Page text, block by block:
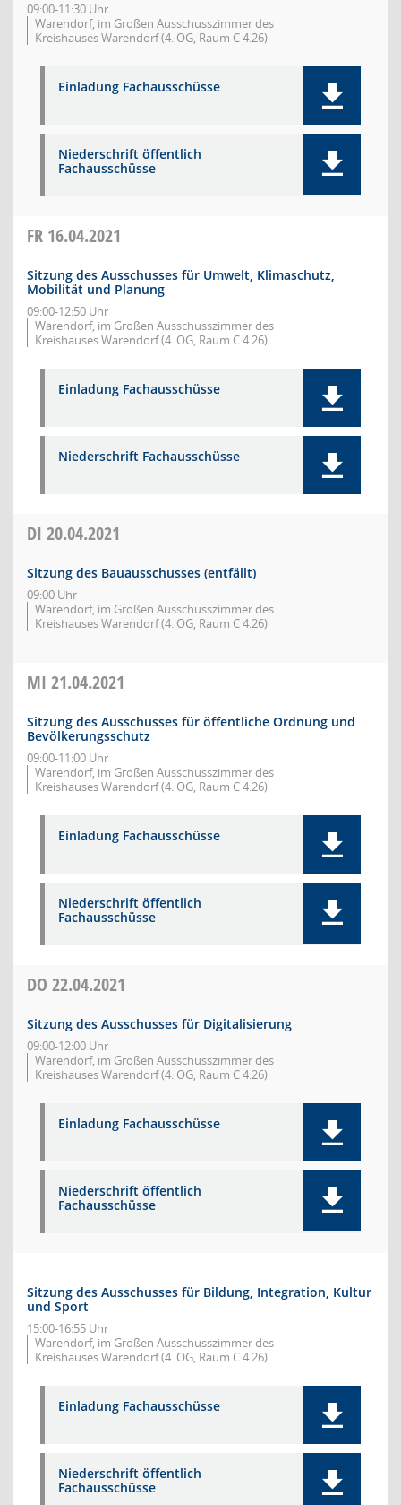
09:00-11:30 Uhr
Warendorf, im Großen Ausschusszimmer des
Kreishauses Warendorf (4. OG, Raum C 4.26)
Einladung Fachausschüsse
Niederschrift öffentlich
Fachausschüsse
FR 16.04.2021
Sitzung des Ausschusses für Umwelt, Klimaschutz,
Mobilität und Planung
09:00-12:50 Uhr
Warendorf, im Großen Ausschusszimmer des
Kreishauses Warendorf (4. OG, Raum C 4.26)
Einladung Fachausschüsse
Niederschrift Fachausschüsse
DI 20.04.2021
Sitzung des Bauausschusses (entfällt)
09:00 Uhr
Warendorf, im Großen Ausschusszimmer des
Kreishauses Warendorf (4. OG, Raum C 4.26)
MI 21.04.2021
Sitzung des Ausschusses für öffentliche Ordnung und
Bevölkerungsschutz
09:00-11:00 Uhr
Warendorf, im Großen Ausschusszimmer des
Kreishauses Warendorf (4. OG, Raum C 4.26)
Einladung Fachausschüsse
Niederschrift öffentlich
Fachausschüsse
DO 22.04.2021
Sitzung des Ausschusses für Digitalisierung
09:00-12:00 Uhr
Warendorf, im Großen Ausschusszimmer des
Kreishauses Warendorf (4. OG, Raum C 4.26)
Einladung Fachausschüsse
Niederschrift öffentlich
Fachausschüsse
Sitzung des Ausschusses für Bildung, Integration, Kultur
und Sport
15:00-16:55 Uhr
Warendorf, im Großen Ausschusszimmer des
Kreishauses Warendorf (4. OG, Raum C 4.26)
Einladung Fachausschüsse
Niederschrift öffentlich
Fachausschüsse